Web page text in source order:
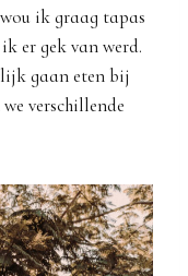
ik graag tapas
er gek van werd.
gaan eten bij
verschillende